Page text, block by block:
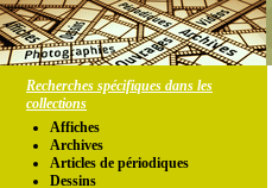
Recherches spécifiques dans les
collections
Affiches
Archives
Articles de périodiques
Dessins